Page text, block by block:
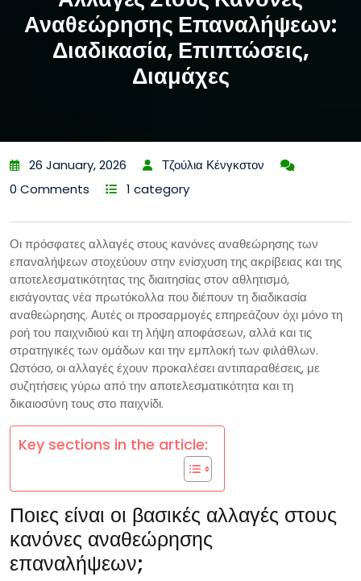
Αναθεώρησης Επαναλήψεων:
Διαδικασία, Επιπτώσεις,
Διαμάχες
26 January, 2026
Τζούλια Κένγκστον
0 Comments
1 category
Οι πρόσφατες αλλαγές στους κανόνες αναθεώρησης των
επαναλήψεων στοχεύουν στην ενίσχυση της ακρίβειας και της
αποτελεσματικότητας της διαιτησίας στον αθλητισμό,
εισάγοντας νέα πρωτόκολλα που διέπουν τη διαδικασία
αναθεώρησης. Αυτές οι προσαρμογές επηρεάζουν όχι μόνο τη
ροή του παιχνιδιού και τη λήψη αποφάσεων, αλλά και τις
στρατηγικές των ομάδων και την εμπλοκή των φιλάθλων.
Ωστόσο, οι αλλαγές έχουν προκαλέσει αντιπαραθέσεις, με
συζητήσεις γύρω από την αποτελεσματικότητα και τη
δικαιοσύνη τους στο παιχνίδι.
Key sections in the article:
Ποιες είναι οι βασικές αλλαγές στους
κανόνες αναθεώρησης
επαναλήψεων;